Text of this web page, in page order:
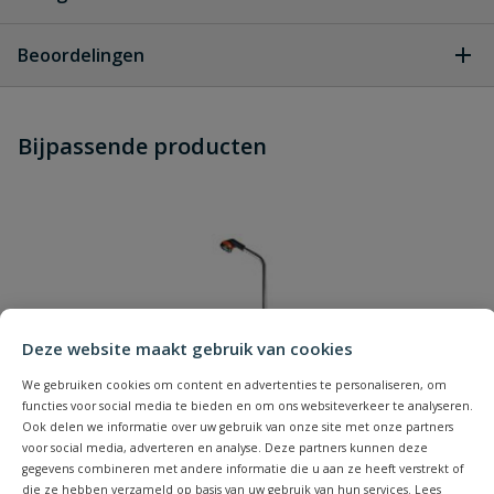
Deze website maakt gebruik van cookies
We gebruiken cookies om content en advertenties te personaliseren, om
functies voor social media te bieden en om ons websiteverkeer te analyseren.
Ook delen we informatie over uw gebruik van onze site met onze partners
voor social media, adverteren en analyse. Deze partners kunnen deze
gegevens combineren met andere informatie die u aan ze heeft verstrekt of
die ze hebben verzameld op basis van uw gebruik van hun services. Lees
dit product?
Beoordelingen
Schrijf zelf een beoordeling
Naam
Bijpassende producten